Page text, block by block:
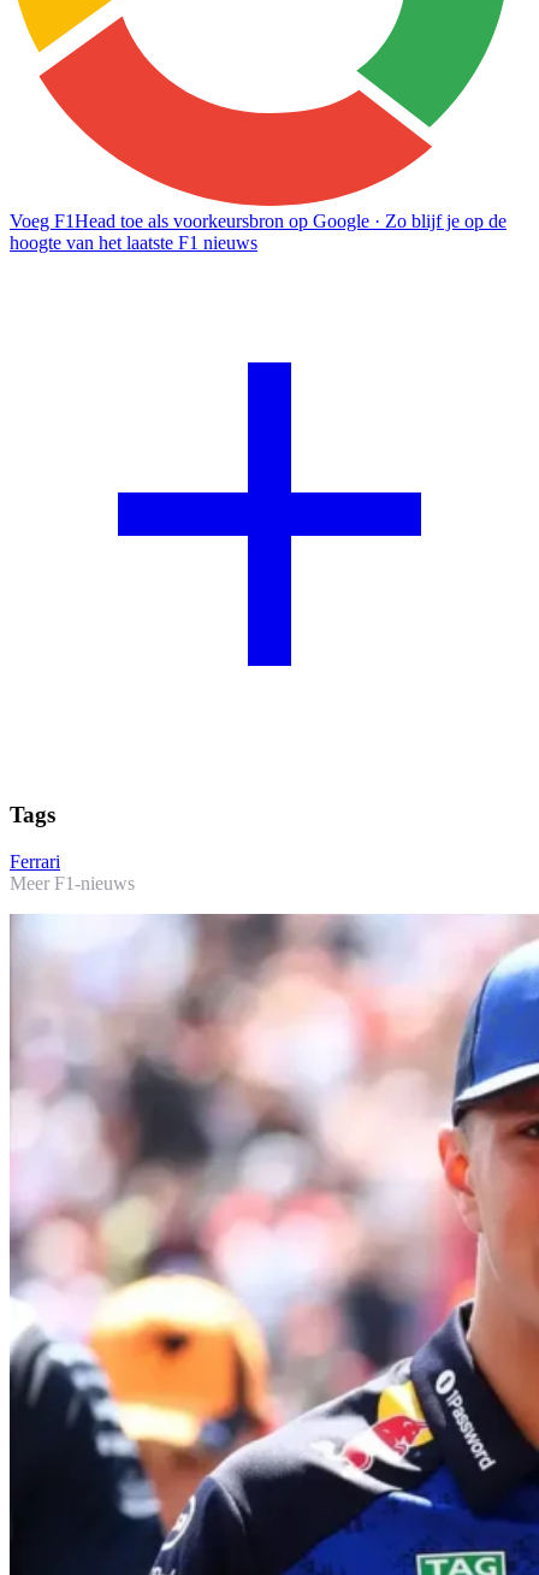
Voeg F1Head toe als voorkeursbron op Google · Zo blijf je op de
hoogte van het laatste F1 nieuws
Tags
Ferrari
Meer F1-nieuws